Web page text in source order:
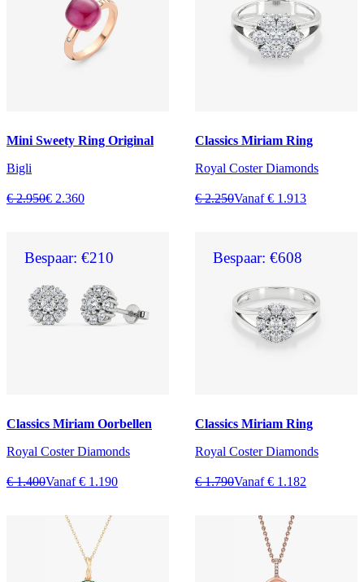
Mini Sweety Ring Original
Bigli
€ 2.950€ 2.360
Classics Miriam Ring
Royal Coster Diamonds
€ 2.250Vanaf € 1.913
Bespaar: €210
Classics Miriam Oorbellen
Royal Coster Diamonds
€ 1.400Vanaf € 1.190
Bespaar: €608
Classics Miriam Ring
Royal Coster Diamonds
€ 1.790Vanaf € 1.182